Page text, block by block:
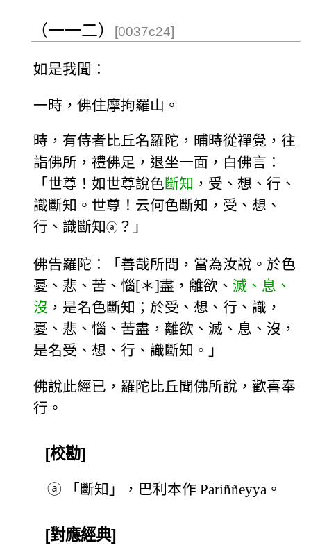
（一一二） [0037c24]
如是我聞：
一時，佛住摩拘羅山。
時，有侍者比丘名羅陀，晡時從禪覺，往
詣佛所，禮佛足，退坐一面，白佛言：
「世尊！如世尊說色斷知 ，受、想、行、
識斷知。世尊！云何色斷知，受、想、
行、識斷知ⓐ ？」
佛告羅陀：「善哉所問，當為汝說。於色
憂、悲、苦、惱[＊]盡，離欲、 滅、息、
沒 ，是名色斷知；於受、想、行、識，
憂、悲、惱、苦盡，離欲、滅、息、沒，
是名受、想、行、識斷知。」
佛說此經已，羅陀比丘聞佛所說，歡喜奉
行。
[校勘]
ⓐ 「斷知」，巴利本作 Pariññeyya。
[對應經典]